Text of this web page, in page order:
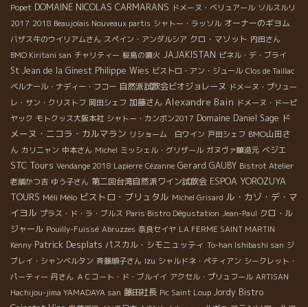
Popet DOMAINE NICOLAS CARMARANS ドメーヌ・ベリュアール ソルスルリ
2017 2018 Beaujolais Nouveaux partis シャトー・ラッソル オーナーのギヨム
バザス牛のウイリアムさん スペイン・アンダルシア クロ・マソット 内田さん
BMO Kiritani san チャリティー 桜島の噴火 JAJAKISTAN ピネル・デ・ブライ
St Jean de la Ginest Philippe Wies ビストロ・アン・ジュール Clos de Taillac
ベルナール・ナディー・フコー 自然派試飲会ビオジョレーヌ ドメーヌ・プリュー
レ・サン・クリストフ 岡田シェフ 加藤さん Alexandre Bain ドメーヌ・ドーピ
ヤック モトクッス大阪本社 シャトー・カンボン2017 Domaine Daniel Sage ド
メーヌ・ニコラ・カルマラン リショーム 白ワイン 戸田シェフ BMO山田さ
ん カリニャン 中本さん Michel ミッシェル・グリザール ガヌヴァ醸造元 ベジエ
STC Tours Vendange 2018 Lapierre Cézanne Gerard GAUBY Bistrot Atelier
老舗かつ吉 ゆう子さん 第二回台湾自然派ワイン試飲会 ESPOA YOROZUYA
TOURS Méli Mélo ビストロ・ブリュタル Michel Grisard ル・カゾ・デ・マ
イヨル プラス・ド・ラ・ブルス Paris Bistro Dégustation Jean-Paul クロ・ル
ジャール Pouilly-Fuissé Abruzzes 奈良セイヤ LA FERME SAINT MARTIN
Kenny Patrick Desplats パスカル・シモニュッティ To-han Ishibashi san ジ
ブレイ・シャンベルタン 斉藤順子さん Izu シャルドネ・ペティアン シークレット・
パーティー 丹さん ＡＣコート・ド・ブルイイ アクセル・プリュフール ARTISAN
Hachijou-jima YAMADAYA san 藤田社長 Pic Saint Loup Jordy Bistro